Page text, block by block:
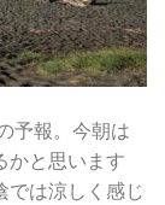
予報。今朝は
かと思います
では涼しく感じ